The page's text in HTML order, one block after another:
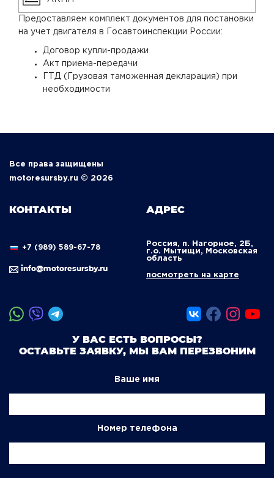
Предоставляем комплект документов для постановки
на учет двигателя в Госавтоинспекции России:
Договор купли-продажи
Акт приема-передачи
ГТД (Грузовая таможенная декларация) при
необходимости
Все права защищены
motoresursby.ru © 2026
КОНТАКТЫ
+7 (989) 589-67-78
info@motoresursby.ru
АДРЕС
Россия, п. Нагорное, 2Б,
г.о. Мытищи, Московская
область
посмотреть на карте
У ВАС ЕСТЬ ВОПРОСЫ?
ОСТАВЬТЕ ЗАЯВКУ, МЫ ВАМ ПЕРЕЗВОНИМ
Ваше имя
Номер телефона